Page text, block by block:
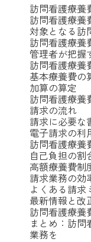
訪問看護療養
訪問看護療養
対象となる訪
訪問看護療養
管理者が把握
訪問看護療養
基本療養費の
加算の算定
訪問看護療養
請求の流れ
請求に必要な
電子請求の利
訪問看護療養
自己負担の割
高額療養費制
請求業務の効
よくある請求
最新情報と改
訪問看護療養
まとめ：訪
業務を